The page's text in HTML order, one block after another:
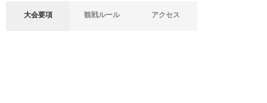
大会要項 観戦ルール アクセス